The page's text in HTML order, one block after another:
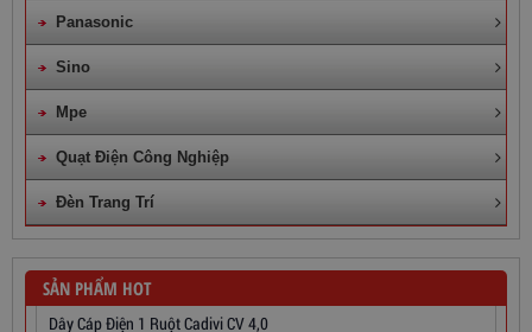
Panasonic
Sino
Mpe
Quạt Điện Công Nghiệp
Đèn Trang Trí
SẢN PHẨM HOT
Dây Cáp Điện 1 Ruột Cadivi CV 4,0